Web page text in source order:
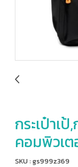
กระเป๋าเป้
คอมพิวเต
SKU : gs999z369